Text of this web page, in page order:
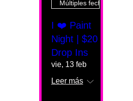
Múltiples fechas
I ❤️ Paint
Night | $20
Drop Ins
vie, 13 feb
Leer más